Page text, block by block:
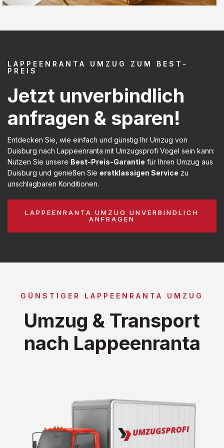
LAPPEENRANTA UMZUG ZUM BEST-
PREIS
Jetzt unverbindlich
anfragen & sparen!
Entdecken Sie, wie einfach und günstig Ihr Umzug von
Duisburg nach Lappeenranta mit Umzugsprofi Vogel sein kann:
Nutzen Sie unsere Best-Preis-Garantie für Ihren Umzug aus
Duisburg und genießen Sie erstklassigen Service zu
unschlagbaren Konditionen.
LAPPEENRANTA UMZUG UNVERBINDLICH
ANFRAGEN
GÜNSTIGER LAPPEENRANTA UMZUG
Umzug & Transport
nach Lappeenranta